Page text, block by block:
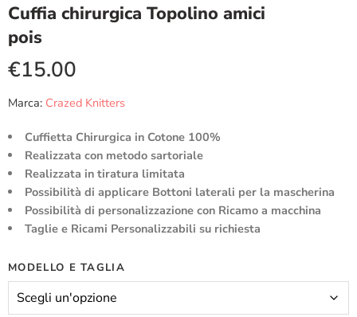
Cuffia chirurgica Topolino amici
pois
€15.00
Marca: Crazed Knitters
Cuffietta Chirurgica in Cotone 100%
Realizzata con metodo sartoriale
Realizzata in tiratura limitata
Possibilità di applicare Bottoni laterali per la mascherina
Possibilità di personalizzazione con Ricamo a macchina
Taglie e Ricami Personalizzabili su richiesta
MODELLO E TAGLIA